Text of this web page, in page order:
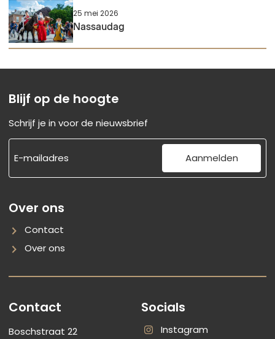
25 mei 2026
Nassaudag
Over ons
Contact
Over ons
Contact
Boschstraat 22
Blijf op de hoogte
Schrijf je in voor de nieuwsbrief
Aanmelden
Socials
RoyalRoots
Instagram